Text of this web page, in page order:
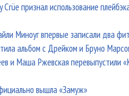
признал использование
Миноуг впервые записали два
альбом с Дрейком и Бруно
и Маша Ржевская перевыпустили
вышла «Замуж»